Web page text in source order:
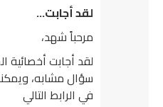
لقد أجابت…
مرحباً شهد،
لقد أجابت أخصائية
سؤال مشابه، ويمكنك
في الرابط التالي